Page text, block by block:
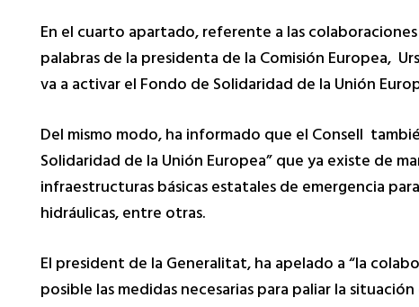
En el cuarto apartado, referente a las
palabras de la presidenta de la Comisión Europea,
va a activar el Fondo de Solidaridad de la Unión
Del mismo modo, ha informado que el Consell
Solidaridad de la Unión Europea” que ya existe de
infraestructuras básicas estatales de emergencia
hidráulicas, entre otras.
El president de la Generalitat, ha apelado a “la
posible las medidas necesarias para paliar la